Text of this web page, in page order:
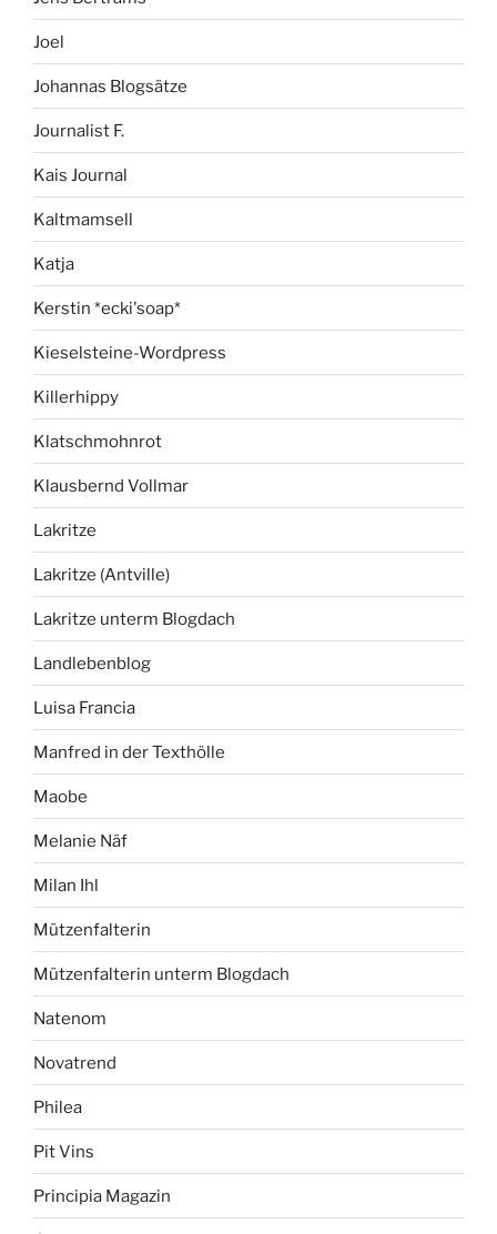
Joel
Johannas Blogsätze
Journalist F.
Kais Journal
Kaltmamsell
Katja
Kerstin *ecki'soap*
Kieselsteine-Wordpress
Killerhippy
Klatschmohnrot
Klausbernd Vollmar
Lakritze
Lakritze (Antville)
Lakritze unterm Blogdach
Landlebenblog
Luisa Francia
Manfred in der Texthölle
Maobe
Melanie Näf
Milan Ihl
Mützenfalterin
Mützenfalterin unterm Blogdach
Natenom
Novatrend
Philea
Pit Vins
Principia Magazin